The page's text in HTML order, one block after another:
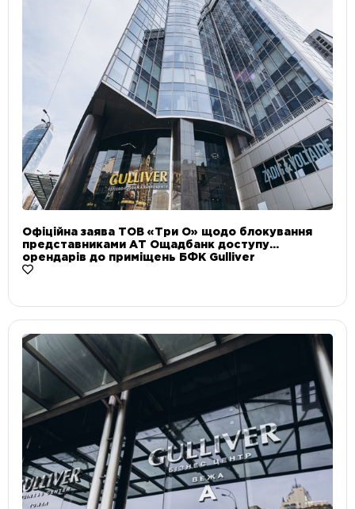
Офіційна заява ТОВ «Три О» щодо блокування
представниками АТ Ощадбанк доступу
орендарів до приміщень БФК Gulliver